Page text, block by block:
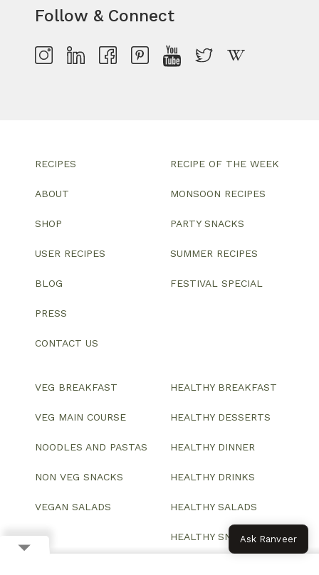
Follow & Connect
RECIPES
ABOUT
SHOP
USER RECIPES
BLOG
PRESS
CONTACT US
RECIPE OF THE WEEK
MONSOON RECIPES
PARTY SNACKS
SUMMER RECIPES
FESTIVAL SPECIAL
VEG BREAKFAST
VEG MAIN COURSE
NOODLES AND PASTAS
NON VEG SNACKS
VEGAN SALADS
HEALTHY BREAKFAST
HEALTHY DESSERTS
HEALTHY DINNER
HEALTHY DRINKS
HEALTHY SALADS
HEALTHY SNACKSAsk Ranveer